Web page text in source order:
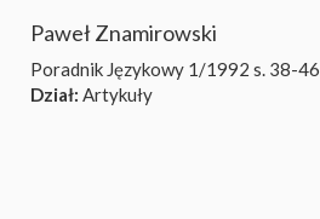
Paweł Znamirowski
Poradnik Językowy 1/1992 s. 38-46
Dział: Artykuły